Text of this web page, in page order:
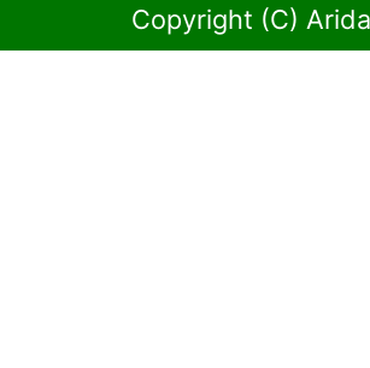
Copyright (C)